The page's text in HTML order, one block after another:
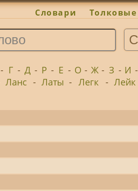
Словари Толковые
- Г - Д - Р - Е - О - Ж - З - И -
Ланс - Латы - Легк - Лейк